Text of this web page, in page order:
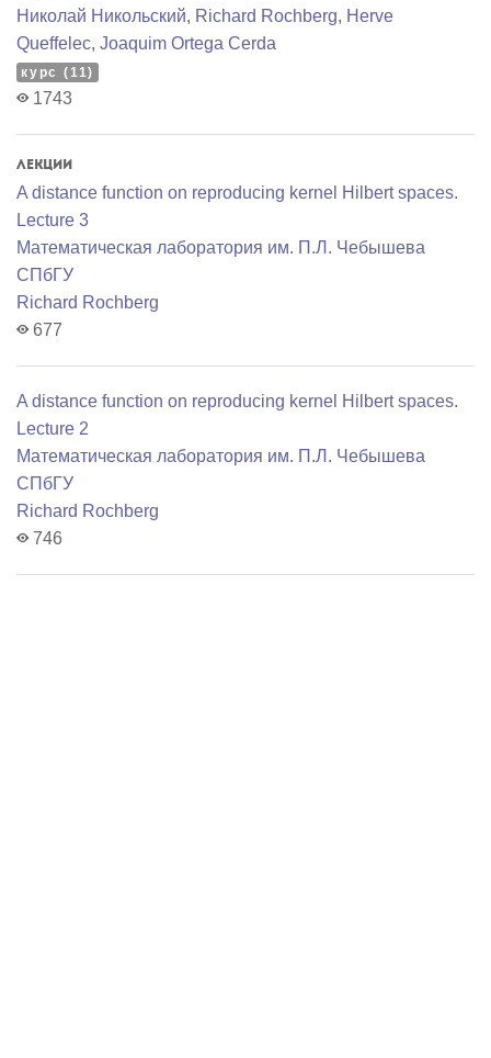
Николай Никольский, Richard Rochberg, Herve
Queffelec, Joaquim Ortega Cerda
курс (11)
1743
Лекции
A distance function on reproducing kernel Hilbert spaces.
Lecture 3
Математичеcкая лаборатория им. П.Л. Чебышева
СПбГУ
Richard Rochberg
677
A distance function on reproducing kernel Hilbert spaces.
Lecture 2
Математичеcкая лаборатория им. П.Л. Чебышева
СПбГУ
Richard Rochberg
746